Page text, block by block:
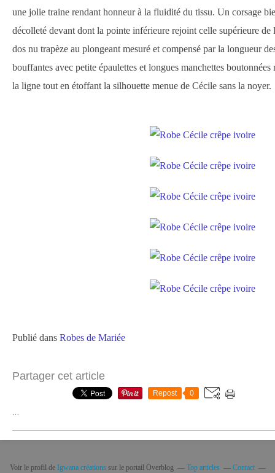
une jolie traine rendant honneur à la fluidité du tissu. Un corsage
décolleté devant dont la pointe inférieure rejoint celle supérieure
dos nu trapèze au plongeant mesuré et compensé par la longueur
bouffantes avec petite épaulettes et longues manchettes
la ligne tout en étoffant la silhouette menue de Cécile sans la noyer.
Publié dans Robes de Mariée
Partager cet article
Repost 0
Voir le profil de Igwana créationssur le portail Overblog Top articles Contact